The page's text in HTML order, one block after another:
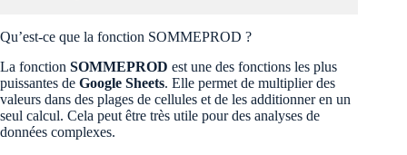
Qu’est-ce que la fonction SOMMEPROD ?
La fonction SOMMEPROD est une des fonctions les plus
puissantes de Google Sheets. Elle permet de multiplier des
valeurs dans des plages de cellules et de les additionner en un
seul calcul. Cela peut être très utile pour des analyses de
données complexes.